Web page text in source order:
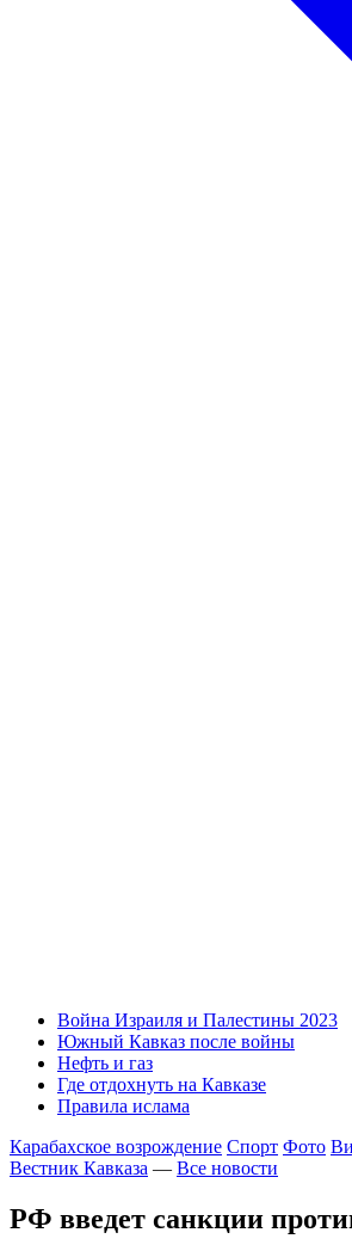
Война Израиля и Палестины 2023
Южный Кавказ после войны
Нефть и газ
Где отдохнуть на Кавказе
Правила ислама
Карабахское возрождение Спорт Фото
Вестник Кавказа — Все новости
РФ введет санкции